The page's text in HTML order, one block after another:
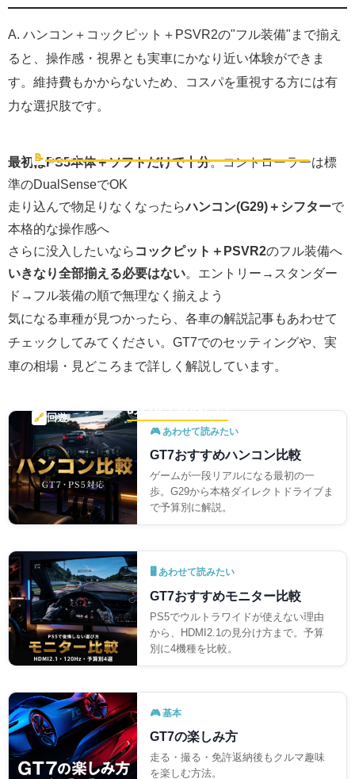
A. ハンコン＋コックピット＋PSVR2の"フル装備"まで揃え
ると、操作感・視界とも実車にかなり近い体験ができま
す。維持費もかからないため、コスパを重視する方には有
力な選択肢です。
📝 まとめ
最初はPS5本体＋ソフトだけで十分。コントローラーは標
準のDualSenseでOK
走り込んで物足りなくなったらハンコン(G29)＋シフターで
本格的な操作感へ
さらに没入したいなら コックピット＋PSVR2のフル装備へ
いきなり全部揃える必要はない 。エントリー→スタンダー
ド→フル装備の順で無理なく揃えよう
気になる車種が見つかったら、各車の解説記事もあわせて
チェックしてみてください。GT7でのセッティングや、実
車の相場・見どころまで詳しく解説しています。
🔗 回遊
あわせて読みたい
🎮 あわせて読みたい
GT7おすすめハンコン比較
ゲームが一段リアルになる最初の一
歩。G29から本格ダイレクトドライブま
で予算別に解説。
🖥 あわせて読みたい
GT7おすすめモニター比較
PS5でウルトラワイドが使えない理由
から、HDMI2.1の見分け方まで。予算
別に4機種を比較。
🎮 基本
GT7の楽しみ方
走る・撮る・免許返納後もクルマ趣味
を楽しむ方法。